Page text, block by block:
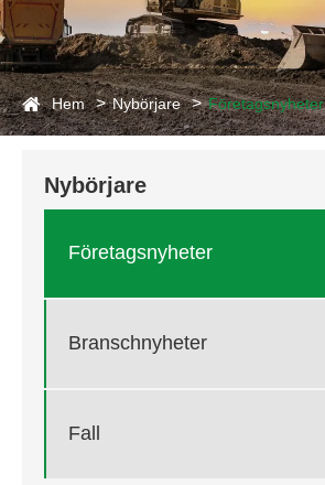
Hem Nybörjare Företagsnyheter
Nybörjare
Företagsnyheter
Branschnyheter
Fall